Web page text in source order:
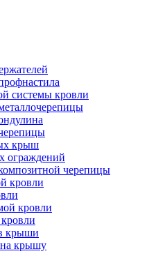
системы кровли
крыш
ограждений
черепицы
кровли
кровли
крыши
на крышу